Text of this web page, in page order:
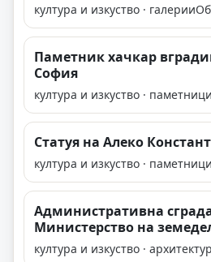
култура и изкуство · галерии
Паметник хачкар
София
култура и изкуство · паметници
Статуя на Алеко
култура и изкуство · паметници
Административна
Министерство на
култура и изкуство ·